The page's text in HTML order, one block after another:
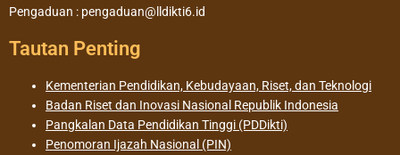
Pengaduan : pengaduan@lldikti6.id
Tautan Penting
Kementerian Pendidikan, Kebudayaan, Riset, dan Teknologi
Badan Riset dan Inovasi Nasional Republik Indonesia
Pangkalan Data Pendidikan Tinggi (PDDikti)
Penomoran Ijazah Nasional (PIN)